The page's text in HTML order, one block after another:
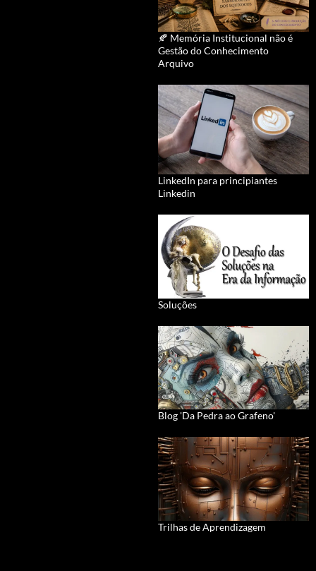
🍂 Memória Institucional não é
Gestão do Conhecimento
Arquivo
LinkedIn para principiantes
Linkedin
Soluções
Blog 'Da Pedra ao Grafeno'
Trilhas de Aprendizagem